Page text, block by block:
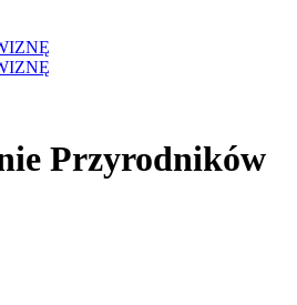
Przyrodników